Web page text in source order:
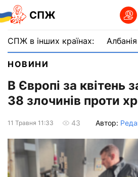
СПЖ
СПЖ в інших країнах: Албанія
НОВИНИ
В Європі за квітень
38 злочинів проти
11 Травня 11:33 43 Автор: